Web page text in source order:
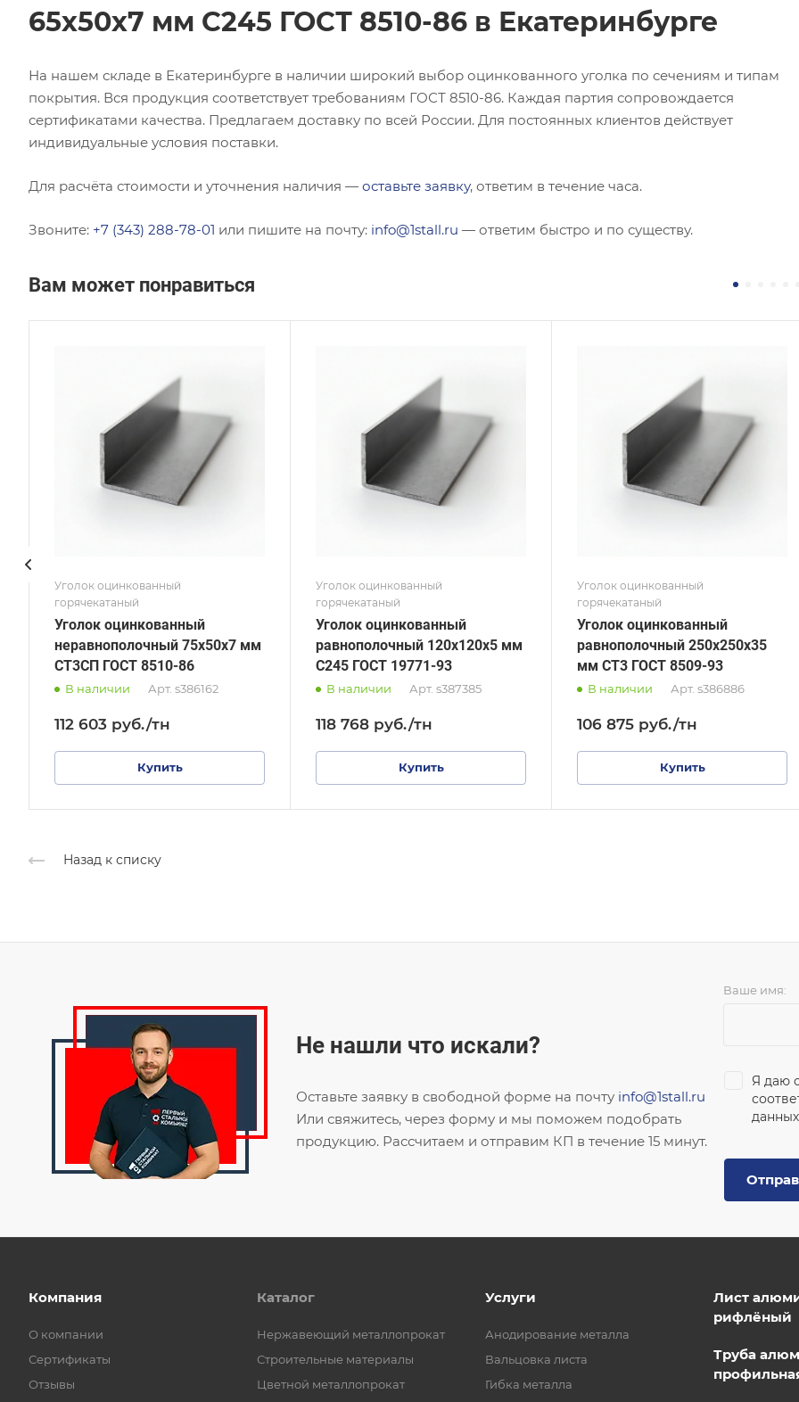
65х50х7 мм С245 ГОСТ 8510-86 в Екатеринбурге
На нашем складе в Екатеринбурге в наличии широкий выбор оцинкованного уголка по сечениям и типам
покрытия. Вся продукция соответствует требованиям ГОСТ 8510-86. Каждая партия сопровождается
сертификатами качества. Предлагаем доставку по всей России. Для постоянных клиентов действует
индивидуальные условия поставки.
Для расчёта стоимости и уточнения наличия — оставьте заявку, ответим в течение часа.
Звоните: +7 (343) 288-78-01 или пишите на почту: info@1stall.ru — ответим быстро и по существу.
Вам может понравиться
Уголок оцинкованный
горячекатаный
Уголок оцинкованный
неравнополочный 75х50х7 мм
СТ3СП ГОСТ 8510-86
В наличии Арт. s386162
112 603 руб./тн
Купить
Равнополочный
Высота, мм
120
Толщина, мм
Сплав / Марка стали
Оцинкованное
Уголок оцинкованный
горячекатаный
Уголок оцинкованный
равнополочный 120х120х5 мм
С245 ГОСТ 19771-93
В наличии Арт. s387385
118 768 руб./тн
Купить
Равнополочный
Высота, мм
250
Толщина, мм
Сплав / Марка стали
Оцинкованное
Уголок оцинкованный
горячекатаный
Уголок оцинкованный
равнополочный 250х250х35
мм СТ3 ГОСТ 8509-93
В наличии Арт. s386886
106 875 руб./тн
Купить
Неравнополочный
Высота, мм
100
Толщина, мм
Сплав / Марка стали
Оцинкованное
Назад к списку
Не нашли что искали?
Оставьте заявку в свободной форме на почту info@1stall.ru
Или свяжитесь, через форму и мы поможем подобрать
продукцию. Рассчитаем и отправим КП в течение 15 минут.
Ваше имя:
Я даю
данных
Компания
О компании
Сертификаты
Отзывы
Каталог
Нержавеющий металлопрокат
Строительные материалы
Цветной металлопрокат
Услуги
Анодирование металла
Вальцовка листа
Гибка металла
Лист
рифлёный
Труба